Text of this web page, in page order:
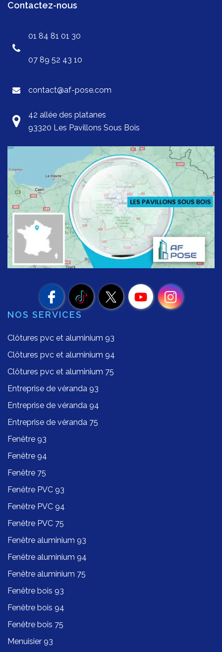
Contactez-nous
01 84 81 01 30
07 89 52 43 10
contact@af-pose.com
42 allée des platanes
93320 Les Pavillons Sous Bois
NOS SERVICES
Clôtures pvc et aluminium 93
Clôtures pvc et aluminium 94
Clôtures pvc et aluminium 75
Entreprise de véranda 93
Entreprise de véranda 94
Entreprise de véranda 75
Fenêtre 93
Fenêtre 94
Fenêtre 75
Fenêtre PVC 93
Fenêtre PVC 94
Fenêtre PVC 75
Fenêtre aluminium 93
Fenêtre aluminium 94
Fenêtre aluminium 75
Fenêtre bois 93
Fenêtre bois 94
Fenêtre bois 75
Menuisier 93